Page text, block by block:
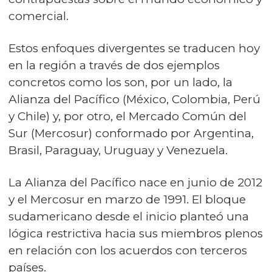
comercial.
Estos enfoques divergentes se traducen hoy
en la región a través de dos ejemplos
concretos como los son, por un lado, la
Alianza del Pacífico (México, Colombia, Perú
y Chile) y, por otro, el Mercado Común del
Sur (Mercosur) conformado por Argentina,
Brasil, Paraguay, Uruguay y Venezuela.
La Alianza del Pacífico nace en junio de 2012
y el Mercosur en marzo de 1991. El bloque
sudamericano desde el inicio planteó una
lógica restrictiva hacia sus miembros plenos
en relación con los acuerdos con terceros
países.